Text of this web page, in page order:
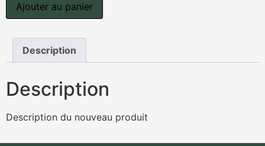
Ajouter au panier
Description
Description
Description du nouveau produit